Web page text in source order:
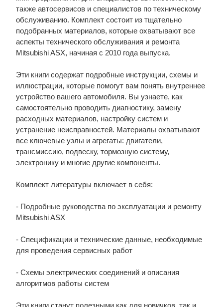
также автосервисов и специалистов по техническому
обслуживанию. Комплект состоит из тщательно
подобранных материалов, которые охватывают все
аспекты технического обслуживания и ремонта
Mitsubishi ASX, начиная с 2010 года выпуска.
Эти книги содержат подробные инструкции, схемы и
иллюстрации, которые помогут вам понять внутреннее
устройство вашего автомобиля. Вы узнаете, как
самостоятельно проводить диагностику, замену
расходных материалов, настройку систем и
устранение неисправностей. Материалы охватывают
все ключевые узлы и агрегаты: двигатели,
трансмиссию, подвеску, тормозную систему,
электронику и многие другие компоненты.
Комплект литературы включает в себя:
- Подробные руководства по эксплуатации и ремонту
Mitsubishi ASX
- Спецификации и технические данные, необходимые
для проведения сервисных работ
- Схемы электрических соединений и описания
алгоритмов работы систем
Эти книги станут полезными как для новичков, так и